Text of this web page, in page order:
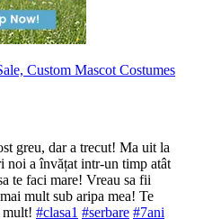
greu, dar a trecut! Ma uit la
noi a învățat intr-un timp atât
te faci mare! Vreau sa fii
mult sub aripa mea! Te
mult! #clasa1 #serbare #7ani